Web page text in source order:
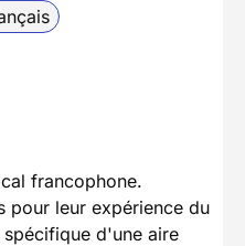
francophone.
pour leur expérience du
d'une aire